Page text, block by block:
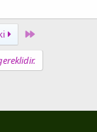
Last